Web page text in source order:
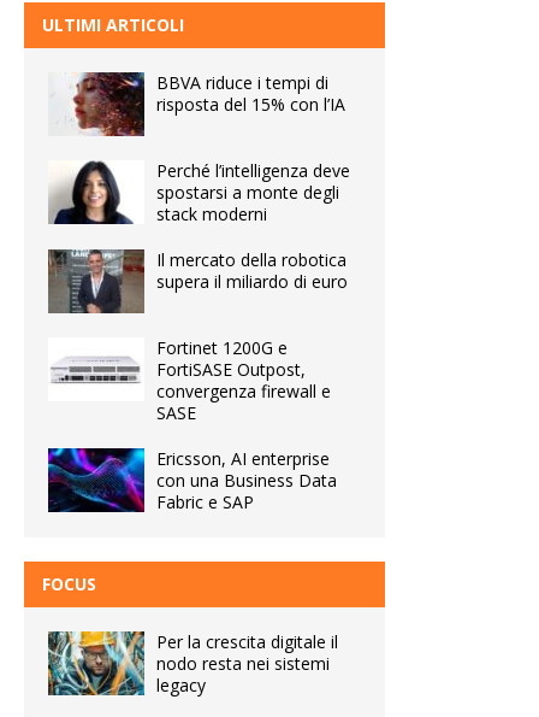
ULTIMI ARTICOLI
BBVA riduce i tempi di
risposta del 15% con l’IA
Perché l’intelligenza deve
spostarsi a monte degli
stack moderni
Il mercato della robotica
supera il miliardo di euro
Fortinet 1200G e
FortiSASE Outpost,
convergenza firewall e
SASE
Ericsson, AI enterprise
con una Business Data
Fabric e SAP
FOCUS
Per la crescita digitale il
nodo resta nei sistemi
legacy